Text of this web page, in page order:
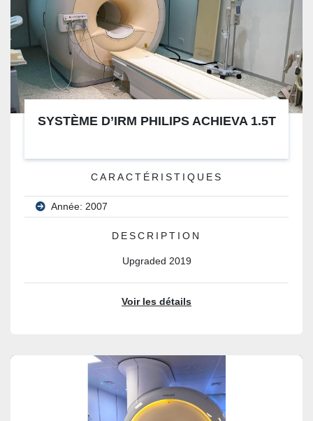
SYSTÈME D’IRM PHILIPS ACHIEVA 1.5T
CARACTÉRISTIQUES
Année: 2007
DESCRIPTION
Upgraded 2019
Voir les détails